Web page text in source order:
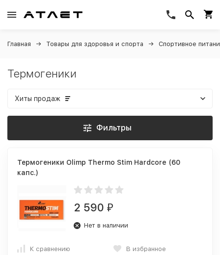
Главная Товары для здоровья и спорта Спортивное
Термогеники
Хиты продаж
Фильтры
Термогеники Olimp Thermo Stim Hardcore (60
капс.)
2 590 ₽
Нет в наличии
К сравнению В избранное